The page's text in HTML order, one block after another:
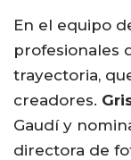
En el equipo
profesionales
trayectoria,
creadores.
Gaudí y
directora de